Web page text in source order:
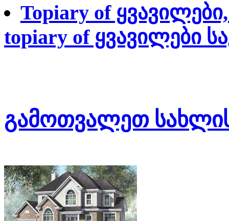
Topiary of
topiary of ყვავილები
გამოთვალეთ